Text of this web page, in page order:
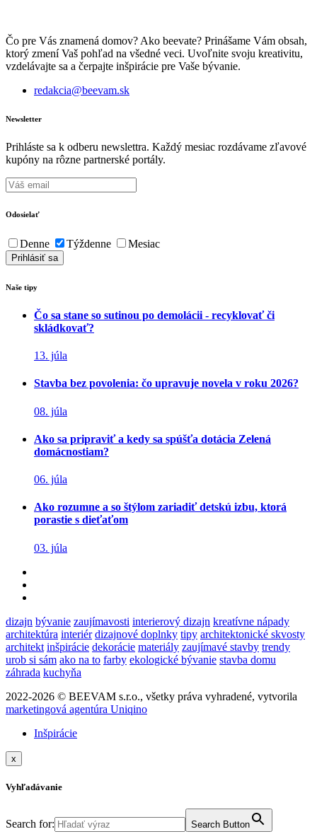
Čo pre Vás znamená domov? Ako beevate? Prinášame Vám obsah,
ktorý zmení Vaš pohľad na všedné veci. Uvoľnite svoju kreativitu,
vzdelávajte sa a čerpajte inšpirácie pre Vaše bývanie.
redakcia@beevam.sk
Newsletter
Prihláste sa k odberu newslettra. Každý mesiac rozdávame zľavové
kupóny na rôzne partnerské portály.
Odosielať
Denne Týždenne Mesiac
Naše tipy
Čo sa stane so sutinou po demolácii - recyklovať či
skládkovať?
13. júla
Stavba bez povolenia: čo upravuje novela v roku 2026?
08. júla
Ako sa pripraviť a kedy sa spúšťa dotácia Zelená
domácnostiam?
06. júla
Ako rozumne a so štýlom zariadiť detskú izbu, ktorá
porastie s dieťaťom
03. júla
dizajn bývanie zaujímavosti interierový dizajn kreatívne nápady
architektúra interiér dizajnové doplnky tipy architektonické skvosty
architekt inšpirácie dekorácie materiály zaujímavé stavby trendy
urob si sám ako na to farby ekologické bývanie stavba domu
záhrada kuchyňa
2022-2026 © BEEVAM s.r.o., všetky práva vyhradené, vytvorila
marketingová agentúra Uniqino
Inšpirácie
x
Vyhľadávanie
Search for: Search Button